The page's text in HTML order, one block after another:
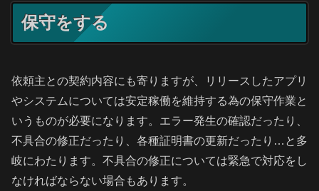
保守をする
依頼主との契約内容にも寄りますが、リリースしたアプリ
やシステムについては安定稼働を維持する為の保守作業と
いうものが必要になります。エラー発生の確認だったり、
不具合の修正だったり、各種証明書の更新だったり…と多
岐にわたります。不具合の修正については緊急で対応をし
なければならない場合もあります。